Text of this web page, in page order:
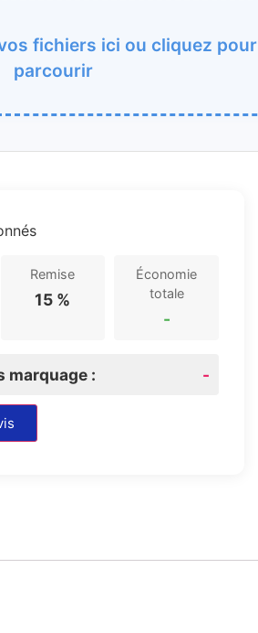
fichiers ici ou cliquez pour
parcourir
Remise
15 %
Économie
totale
-
marquage : -